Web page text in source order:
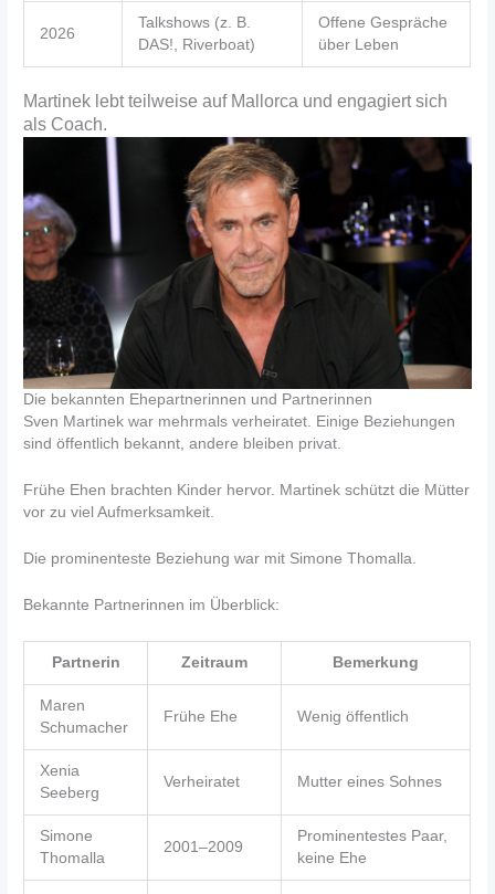
2026
Talkshows (z. B.
DAS!, Riverboat)
Offene Gespräche
über Leben
Martinek lebt teilweise auf Mallorca und engagiert sich
als Coach.
Die bekannten Ehepartnerinnen und Partnerinnen
Sven Martinek war mehrmals verheiratet. Einige Beziehungen
sind öffentlich bekannt, andere bleiben privat.
Frühe Ehen brachten Kinder hervor. Martinek schützt die Mütter
vor zu viel Aufmerksamkeit.
Die prominenteste Beziehung war mit Simone Thomalla.
Bekannte Partnerinnen im Überblick:
Partnerin Zeitraum Bemerkung
Maren
Schumacher
Frühe Ehe Wenig öffentlich
Xenia
Seeberg
Verheiratet Mutter eines Sohnes
Simone
Thomalla
2001–2009
Prominentestes Paar,
keine Ehe